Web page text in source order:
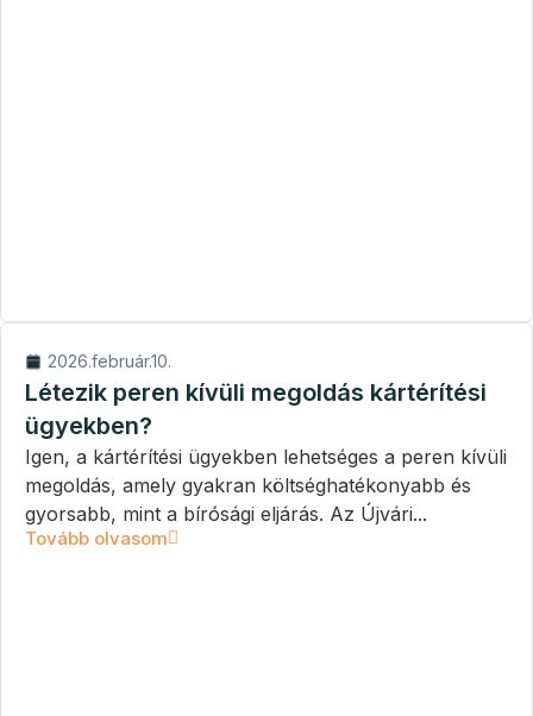
2026.február.10.
Létezik peren kívüli megoldás kártérítési
ügyekben?
Igen, a kártérítési ügyekben lehetséges a peren kívüli
megoldás, amely gyakran költséghatékonyabb és
gyorsabb, mint a bírósági eljárás. Az Újvári...
Tovább olvasom